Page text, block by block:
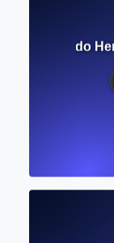
Explorando